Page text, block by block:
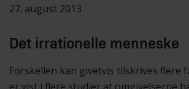
27. august 2013
Det irrationelle menneske
Forskellen kan givetvis tilskrives flere